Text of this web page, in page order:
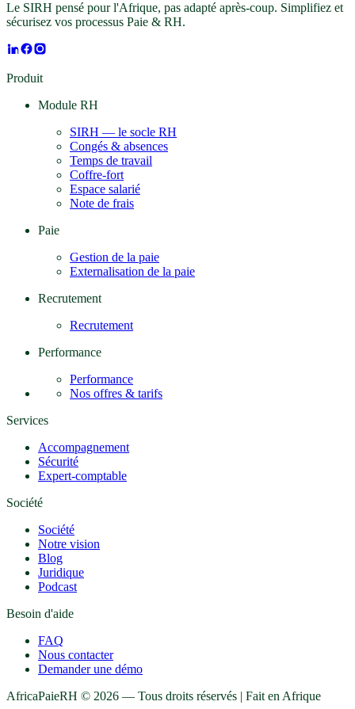
Le SIRH pensé pour l'Afrique, pas adapté après-coup. Simplifiez et
sécurisez vos processus Paie & RH.
Produit
Module RH
SIRH — le socle RH
Congés & absences
Temps de travail
Coffre-fort
Espace salarié
Note de frais
Paie
Gestion de la paie
Externalisation de la paie
Recrutement
Recrutement
Performance
Performance
Nos offres & tarifs
Services
Accompagnement
Sécurité
Expert-comptable
Société
Société
Notre vision
Blog
Juridique
Podcast
Besoin d'aide
FAQ
Nous contacter
Demander une démo
AfricaPaieRH © 2026 — Tous droits réservés | Fait en Afrique